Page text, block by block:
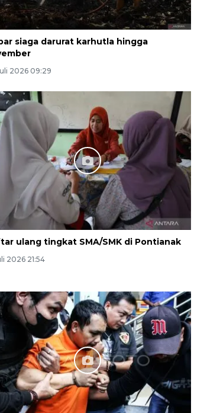
siaga darurat karhutla hingga
2026 09:29
ulang tingkat SMA/SMK di Pontianak
2026 21:54
Ekspedisi Rupiah Berdaulat
2026 sambangi Papua
2026-08-06 13:15:00